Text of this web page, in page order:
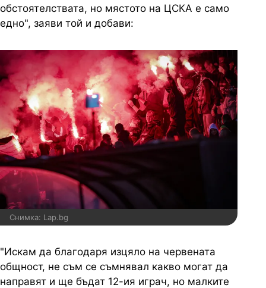
обстоятелствата, но мястото на ЦСКА е само
едно", заяви той и добави:
Снимка: Lap.bg
"Искам да благодаря изцяло на червената
общност, не съм се съмнявал какво могат да
направят и ще бъдат 12-ия играч, но малките